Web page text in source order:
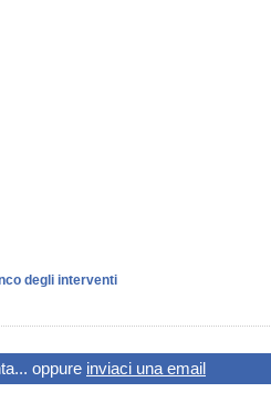
degli interventi
oppure inviaci una email